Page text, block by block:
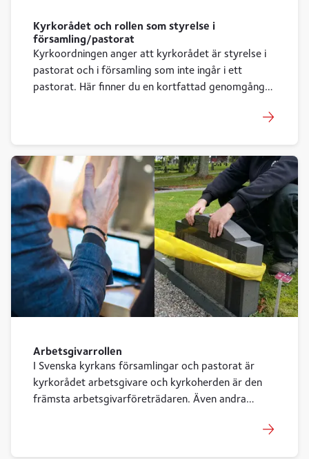
Kyrkorådet och rollen som styrelse i
församling/pastorat
Kyrkoordningen anger att kyrkorådet är styrelse i
pastorat och i församling som inte ingår i ett
pastorat. Här finner du en kortfattad genomgång
Arbetsgivarrollen
I Svenska kyrkans församlingar och pastorat är
kyrkorådet arbetsgivare och kyrkoherden är den
främsta arbetsgivarföreträdaren. Även andra
liksom de som arbetar med HR och personalfrågor.